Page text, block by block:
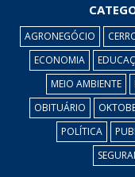
AGRONEGÓCIO
ECONOMIA
MEIO AMBIENTE
OBITUÁRIO
POLÍTICA